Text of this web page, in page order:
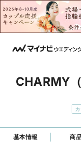
CHARMY
基本情報 商